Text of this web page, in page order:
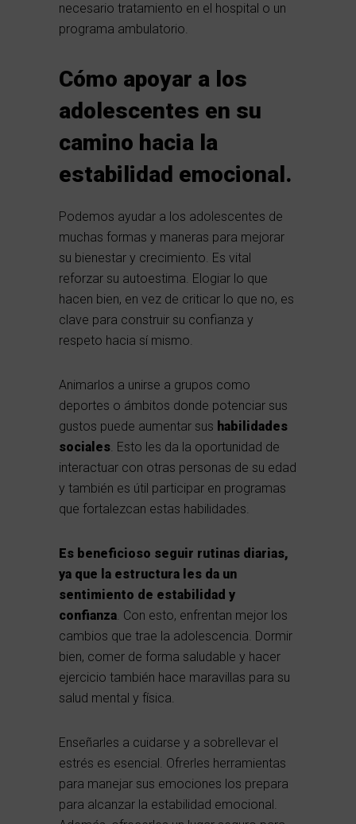
necesario tratamiento en el hospital o un
programa ambulatorio.
Cómo apoyar a los
adolescentes en su
camino hacia la
estabilidad emocional.
Podemos ayudar a los adolescentes de
muchas formas y maneras para mejorar
su bienestar y crecimiento. Es vital
reforzar su autoestima. Elogiar lo que
hacen bien, en vez de criticar lo que no, es
clave para construir su confianza y
respeto hacia sí mismo.
Animarlos a unirse a grupos como
deportes o ámbitos donde potenciar sus
gustos puede aumentar sus habilidades
sociales. Esto les da la oportunidad de
interactuar con otras personas de su edad
y también es útil participar en programas
que fortalezcan estas habilidades.
Es beneficioso seguir rutinas diarias,
ya que la estructura les da un
sentimiento de estabilidad y
confianza. Con esto, enfrentan mejor los
cambios que trae la adolescencia. Dormir
bien, comer de forma saludable y hacer
ejercicio también hace maravillas para su
salud mental y física.
Enseñarles a cuidarse y a sobrellevar el
estrés es esencial. Ofrerles herramientas
para manejar sus emociones los prepara
para alcanzar la estabilidad emocional.